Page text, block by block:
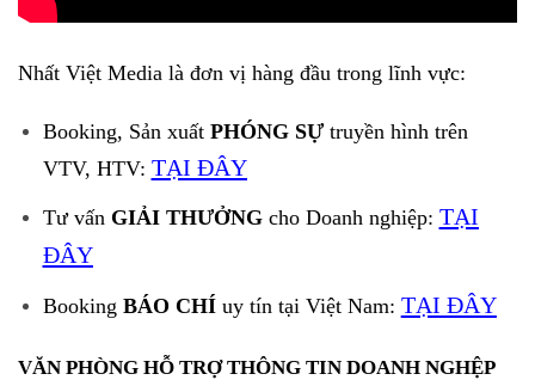
Nhất Việt Media là đơn vị hàng đầu trong lĩnh vực:
Booking, Sản xuất PHÓNG SỰtruyền hình trên
VTV, HTV: TẠI ĐÂY
Tư vấn GIẢI THƯỞNGcho Doanh nghiệp: TẠI
ĐÂY
Booking BÁO CHÍuy tín tại Việt Nam: TẠI ĐÂY
VĂN PHÒNG HỖ TRỢ THÔNG TIN DOANH NGHỆP